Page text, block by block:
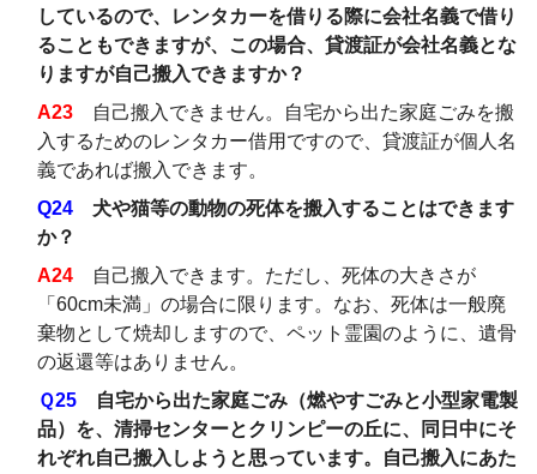
しているので、レンタカーを借りる際に会社名義で借り
ることもできますが、この場合、貸渡証が会社名義とな
りますが自己搬入できますか？
A23 自己搬入できません。自宅から出た家庭ごみを搬
入するためのレンタカー借用ですので、貸渡証が個人名
義であれば搬入できます。
Q24
犬や猫等の動物の死体を搬入することはできます
か？
A24 自己搬入できます。ただし、死体の大きさが
「60cm未満」の場合に限ります。なお、死体は一般廃
棄物として焼却しますので、ペット霊園のように、遺骨
の返還等はありません。
Ｑ25 自宅から出た家庭ごみ（燃やすごみと小型家電製
品）を、清掃センターとクリンピーの丘に、同日中にそ
れぞれ自己搬入しようと思っています。自己搬入にあた